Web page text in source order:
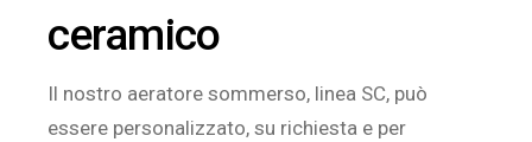
ceramico
Il nostro aeratore sommerso, linea SC, può
essere personalizzato, su richiesta e per